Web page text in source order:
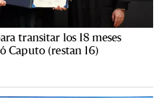
transitar los 18 meses
Caputo (restan 16)